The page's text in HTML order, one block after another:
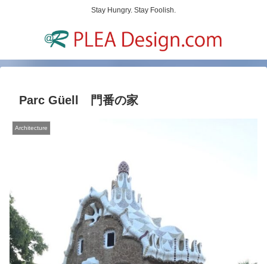
Stay Hungry. Stay Foolish.
Parc Güell 門番の家
Architecture